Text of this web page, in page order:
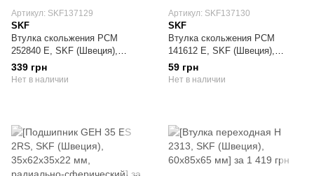
Артикул: SKF137129
SKF
Втулка скольжения PCM
252840 E, SKF (Швеция),
25х28х40 мм
339 грн
Нет в наличии
Артикул: SKF137130
SKF
Втулка скольжения PCM
141612 E, SKF (Швеция),
14х16х12 мм
59 грн
Нет в наличии